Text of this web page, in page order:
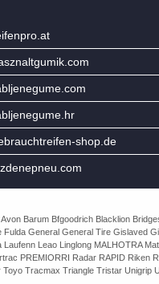
shop.de
Barum Bfgoodrich Blacklion
General General Tire Gislaved
Leao Linglong MALHOTRA
PREMIORRI Radar RAPID
Tracmax Triangle Tristar